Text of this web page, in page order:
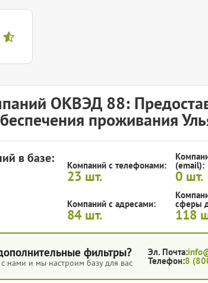
ОКВЭД 88:
проживания
в базе: Компаний с телефонами:
23 шт.
(email):
0 шт.
Компаний с адресами:
84 шт.
сферы
118
фильтры?
нами и мы настроим базу для вас
Эл. Почта:
Телефон:8